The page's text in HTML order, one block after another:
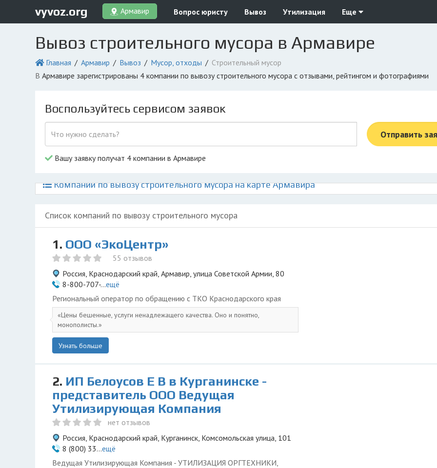
vyvoz.org Армавир Вопрос юристу Вывоз Утилизация Еще
Вывоз строительного мусора в Армавире
Главная Армавир Вывоз Мусор, отходы
Строительный мусор
в Армавире зарегистрированы 4 компании по вывозу строительного мусора с отзывами, рейтингом и фотографиями
Воспользуйтесь сервисом заявок
Отправить
Вашу заявку получат 4 компании в Армавире
Компании по вывозу строительного мусора на карте Армавира
Список компаний по вывозу строительного мусора
1. ООО «ЭкоЦентр»
55 отзывов
Россия, Краснодарский край, Армавир, улица Советской Армии, 80
8-800-707-...ещё
Региональный оператор по обращению с ТКО Краснодарского края
Цены бешенные, услуги ненадлежащего качества. Оно и понятно,
монополисты.
Узнать больше
2. ИП Белоусов Е В в Курганинске -
представитель ООО Ведущая
Утилизирующая Компания
нет отзывов
Россия, Краснодарский край, Курганинск, Комсомольская улица, 101
8 (800) 33...ещё
Ведущая Утилизирующая Компания - УТИЛИЗАЦИЯ ОРГТЕХНИКИ,